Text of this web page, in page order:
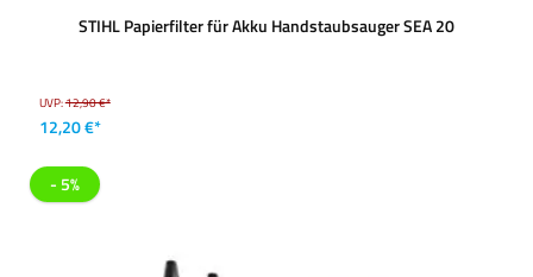
STIHL Papierfilter für Akku Handstaubsauger SEA 20
UVP:12,90 €*
12,20 €*
- 5%